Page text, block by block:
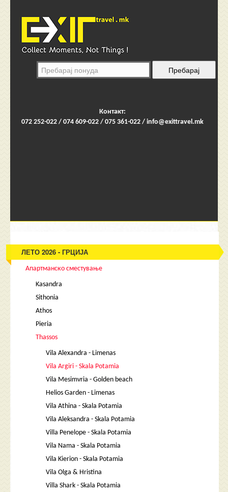
Контакт:
072 252-022 / 074 609-022 / 075 361-022 / info@exittravel.mk
ЛЕТО 2026 - ГРЦИЈА
Апартманско сместување
Kasandra
Sithonia
Athos
Pieria
Thassos
Vila Alexandra - Limenas
Vila Argiri - Skala Potamia
Vila Mesimvria - Golden beach
Helios Garden - Limenas
Vila Athina - Skala Potamia
Vila Aleksandra - Skala Potamia
Villa Penelope - Skala Potamia
Vila Nama - Skala Potamia
Vila Kierion - Skala Potamia
Vila Olga & Hristina
Villa Shark - Skala Potamia